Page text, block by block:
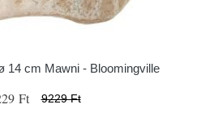
14 cm Mawni - Bloomingville
Ft 9229 Ft